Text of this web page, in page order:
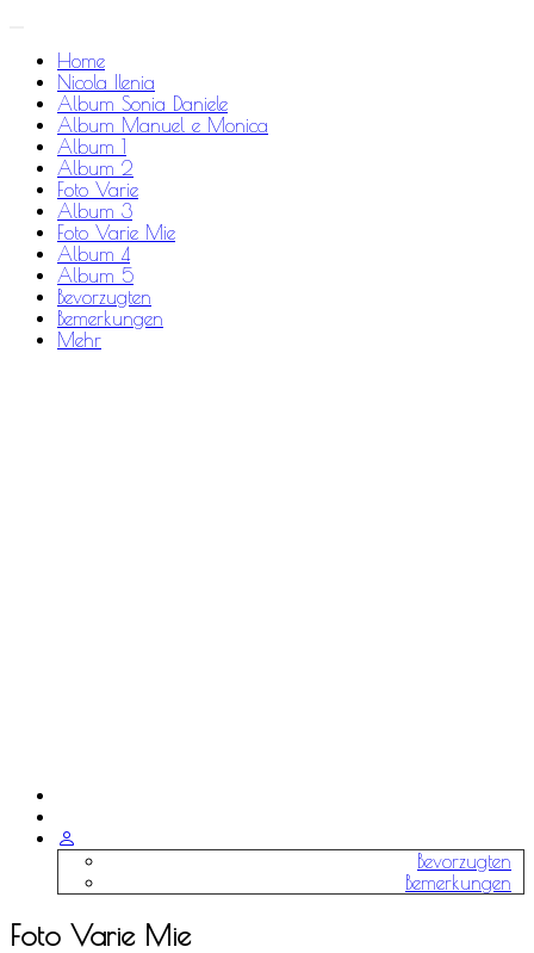
Home
Nicola Ilenia
Album Sonia Daniele
Album Manuel e Monica
Album 1
Album 2
Foto Varie
Album 3
Foto Varie Mie
Album 4
Album 5
Bevorzugten
Bemerkungen
Mehr
Bevorzugten
Bemerkungen
Foto Varie Mie